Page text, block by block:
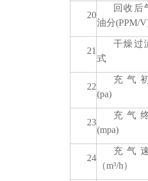
20
回收后
油分(PPM/
21
干燥过
式
22
充气
(pa)
23
充气
(mpa)
24
充气
（m³/h）